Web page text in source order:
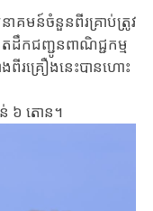
គមន៍​​ចំនួន​ពីរគ្រាប់​ត្រូវ​
ដឹកជញ្ជូន​ពាណិជ្ជកម្ម
រគ្រឿង​នេះ​បាន​ហោះ​​
ន់​​ ៦ តោន។